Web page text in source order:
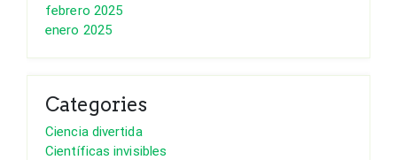
febrero 2025
enero 2025
Categories
Ciencia divertida
Científicas invisibles